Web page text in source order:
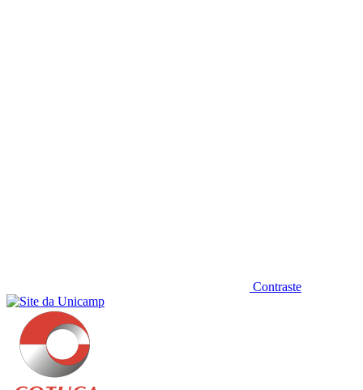
Contraste